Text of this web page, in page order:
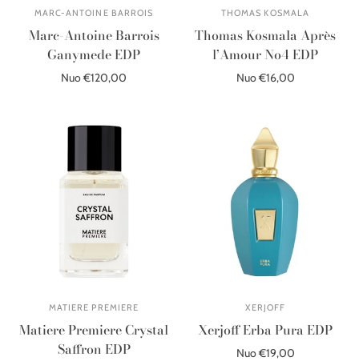
MARC-ANTOINE BARROIS
Marc-Antoine Barrois
Ganymede EDP
Nuo €120,00
THOMAS KOSMALA
Thomas Kosmala Après
l’Amour No4 EDP
Nuo €16,00
MATIERE PREMIERE
Matiere Premiere Crystal
Saffron EDP
XERJOFF
Xerjoff Erba Pura EDP
Nuo €19,00